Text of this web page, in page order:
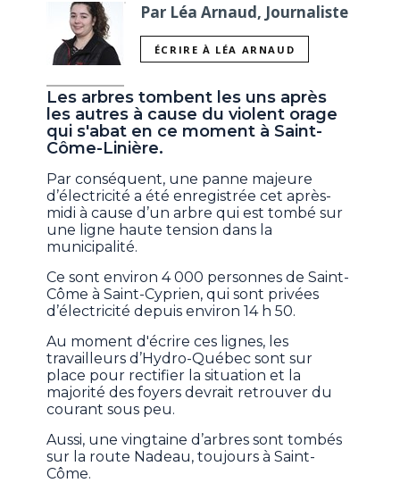
Par Léa Arnaud, Journaliste
ÉCRIRE À LÉA ARNAUD
Les arbres tombent les uns après
les autres à cause du violent orage
qui s'abat en ce moment à Saint-
Côme-Linière.
Par conséquent, une panne majeure
d’électricité a été enregistrée cet après-
midi à cause d’un arbre qui est tombé sur
une ligne haute tension dans la
municipalité.
Ce sont environ 4 000 personnes de Saint-
Côme à Saint-Cyprien, qui sont privées
d’électricité depuis environ 14 h 50.
Au moment d'écrire ces lignes, les
travailleurs d’Hydro-Québec sont sur
place pour rectifier la situation et la
majorité des foyers devrait retrouver du
courant sous peu.
Aussi, une vingtaine d’arbres sont tombés
sur la route Nadeau, toujours à Saint-
Côme.